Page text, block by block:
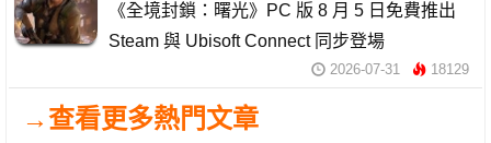
《全境封鎖：曙光》PC 版 8 月 5 日免費推出
Steam 與 Ubisoft Connect 同步登場
2026-07-31 18129
→查看更多熱門文章